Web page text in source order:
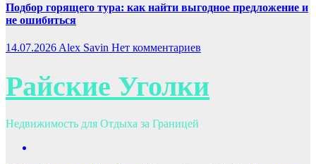
Подбор горящего тура: как найти выгодное предложение и
не ошибиться
14.07.2026 Alex Savin Нет комментариев
Райские Уголки
Недвижимость для Отдыха за Границей